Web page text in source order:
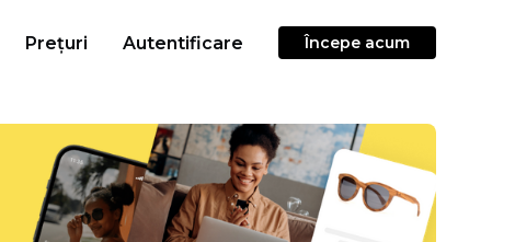
Prețuri Autentificare Începe acum